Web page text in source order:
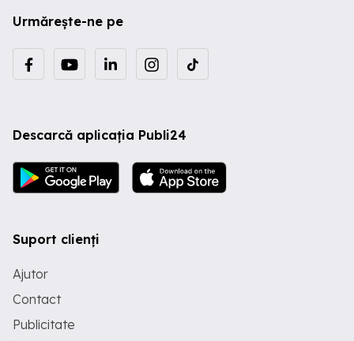
Urmărește-ne pe
Descarcă aplicația Publi24
Suport clienți
Ajutor
Contact
Publicitate